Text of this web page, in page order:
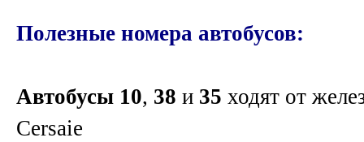
Полезные номера автобусов:
Автобусы 10, 38 и 35 ходят от
Cersaie